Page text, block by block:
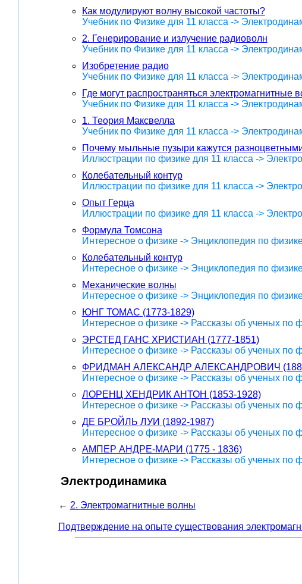
Как модулируют волну высокой частоты?
Учебник по Физике для 11 класса ->
2. Генерирование и излучение радиоволн
Учебник по Физике для 11 класса ->
Изобретение радио
Учебник по Физике для 11 класса ->
Где могут распространяться электромагнитные
Учебник по Физике для 11 класса ->
1. Теория Максвелла
Учебник по Физике для 11 класса ->
Почему мыльные пузыри кажутся
Иллюстрации по физике для 11 класса ->
Колебательный контур
Иллюстрации по физике для 11 класса ->
Опыт Герца
Иллюстрации по физике для 11 класса ->
Формула Томсона
Интересное о физике -> Энциклопедия по
Колебательный контур
Интересное о физике -> Энциклопедия по
Механические волны
Интересное о физике -> Энциклопедия по
ЮНГ ТОМАС (1773-1829)
Интересное о физике -> Рассказы об ученых по
ЭРСТЕД ГАНС ХРИСТИАН (1777-1851)
Интересное о физике -> Рассказы об ученых по
ФРИДМАН АЛЕКСАНДР АЛЕКСАНДРОВИЧ
Интересное о физике -> Рассказы об ученых по
ЛОРЕНЦ ХЕНДРИК АНТОН (1853-1928)
Интересное о физике -> Рассказы об ученых по
ДЕ БРОЙЛЬ ЛУИ (1892-1987)
Интересное о физике -> Рассказы об ученых по
АМПЕР АНДРЕ-МАРИ (1775 - 1836)
Интересное о физике -> Рассказы об ученых по
Электродинамика
← 2. Электромагнитные волны
Подтверждение на опыте существования